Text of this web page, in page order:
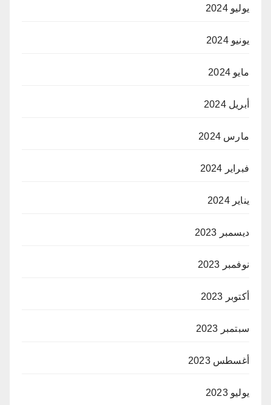
يوليو 2024
يونيو 2024
مايو 2024
أبريل 2024
مارس 2024
فبراير 2024
يناير 2024
ديسمبر 2023
نوفمبر 2023
أكتوبر 2023
سبتمبر 2023
أغسطس 2023
يوليو 2023